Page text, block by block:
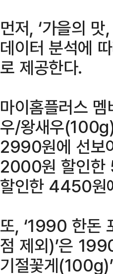
먼저, ‘가을의
데이터 분석에
로 제공한다.
마이홈플러스
우/왕새우
2990원에 선보
2000원 할인한
할인한 4450원
또, ‘1990 한돈
점 제외)’은
기절꽃게